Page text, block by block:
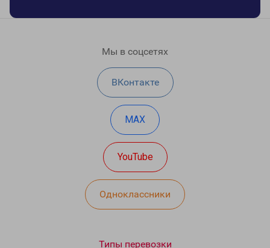
Мы в соцсетях
ВКонтакте
MAX
YouTube
Одноклассники
Типы перевозки